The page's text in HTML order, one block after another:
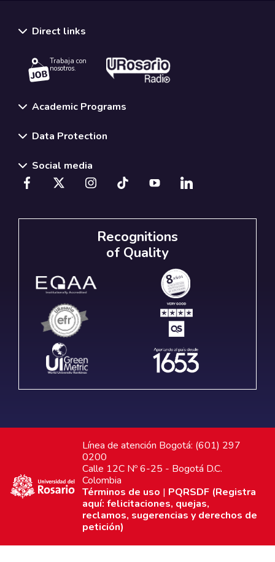
Direct links
Trabaja con
nosotros.
Academic Programs
Data Protection
Social media
Recognitions
of Quality
Línea de atención Bogotá: (601) 297
0200
Calle 12C Nº 6-25 - Bogotá D.C.
Colombia
Términos de uso | PQRSDF (Registra
aquí: felicitaciones, quejas,
reclamos, sugerencias y derechos de
petición)